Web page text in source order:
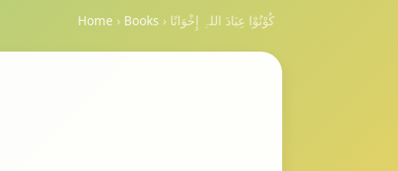
Home › Books › كُوْنُوْا عِبَادَ اللہِ إِخْوَانًا